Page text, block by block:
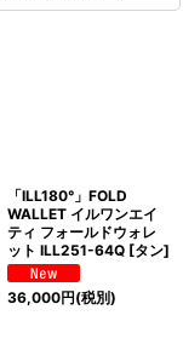
「ILL180°」FOLD
WALLET イルワンエイ
ティ フォールドウォレ
ット ILL251-64Q [タン]
36,000円(税別)